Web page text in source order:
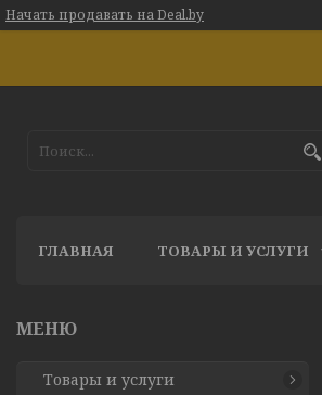
Начать продавать на Deal.by
ГЛАВНАЯ ТОВАРЫ И УСЛУГИ
Товары и услуги